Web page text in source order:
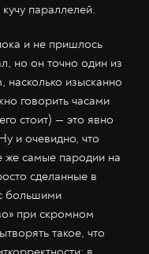
параллелей.
и не пришлось
но он точно один из
изысканно
говорить часами
стоит) — это явно
и очевидно, что
же самые пародии на
сделанные в
большими
при скромном
такое, что